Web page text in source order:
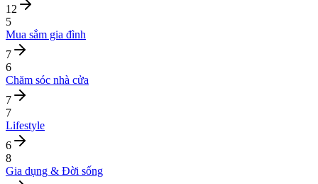
12
5
Mua sắm gia đình
7
6
Chăm sóc nhà cửa
7
7
Lifestyle
6
8
Gia dụng & Đời sống